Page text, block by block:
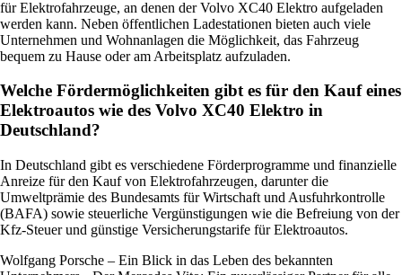
für Elektrofahrzeuge, an denen der Volvo XC40 Elektro aufgeladen
werden kann. Neben öffentlichen Ladestationen bieten auch viele
Unternehmen und Wohnanlagen die Möglichkeit, das Fahrzeug
bequem zu Hause oder am Arbeitsplatz aufzuladen.
Welche Fördermöglichkeiten gibt es für den Kauf eines
Elektroautos wie des Volvo XC40 Elektro in
Deutschland?
In Deutschland gibt es verschiedene Förderprogramme und finanzielle
Anreize für den Kauf von Elektrofahrzeugen, darunter die
Umweltprämie des Bundesamts für Wirtschaft und Ausfuhrkontrolle
(BAFA) sowie steuerliche Vergünstigungen wie die Befreiung von der
Kfz-Steuer und günstige Versicherungstarife für Elektroautos.
Wolfgang Porsche – Ein Blick in das Leben des bekannten